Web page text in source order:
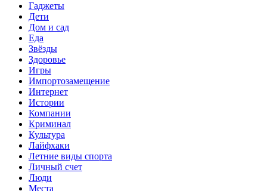
Гаджеты
Дети
Дом и сад
Еда
Звёзды
Здоровье
Игры
Импортозамещение
Интернет
Истории
Компании
Криминал
Культура
Лайфхаки
Летние виды спорта
Личный счет
Люди
Места